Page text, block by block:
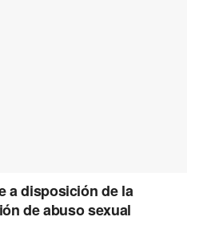
a disposición de la
de abuso sexual